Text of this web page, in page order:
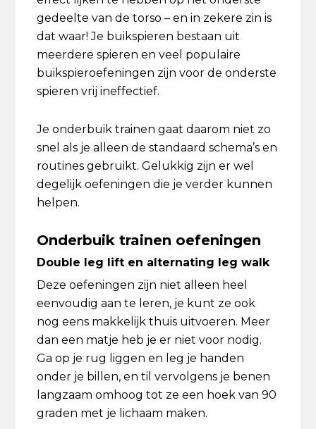
gedeelte van de torso – en in zekere zin is
dat waar! Je buikspieren bestaan uit
meerdere spieren en veel populaire
buikspieroefeningen zijn voor de onderste
spieren vrij ineffectief.
Je onderbuik trainen gaat daarom niet zo
snel als je alleen de standaard schema’s en
routines gebruikt. Gelukkig zijn er wel
degelijk oefeningen die je verder kunnen
helpen.
Onderbuik trainen oefeningen
Double leg lift en alternating leg walk
Deze oefeningen zijn niet alleen heel
eenvoudig aan te leren, je kunt ze ook
nog eens makkelijk thuis uitvoeren. Meer
dan een matje heb je er niet voor nodig.
Ga op je rug liggen en leg je handen
onder je billen, en til vervolgens je benen
langzaam omhoog tot ze een hoek van 90
graden met je lichaam maken.